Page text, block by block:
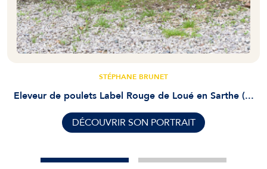
STÉPHANE BRUNET
Eleveur de poulets Label Rouge de Loué en Sarthe (...
DÉCOUVRIR SON PORTRAIT